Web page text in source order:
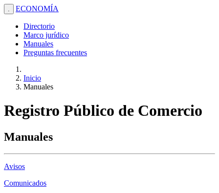
. ECONOMÍA
Directorio
Marco jurídico
Manuales
Preguntas frecuentes
Inicio
Manuales
Registro Público de Comercio
Manuales
Avisos
Comunicados